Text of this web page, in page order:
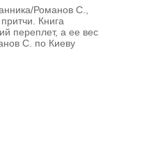
Романов С.,
Книга
переплет, а ее вес
С. по Киеву